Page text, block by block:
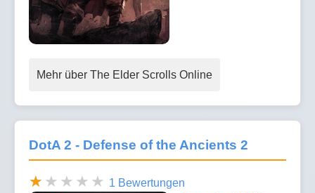
Mehr über The Elder Scrolls Online
DotA 2 - Defense of the Ancients 2
1 Bewertungen